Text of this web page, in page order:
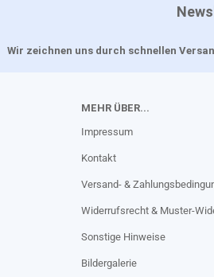
Wir zeichnen uns durch schnellen
MEHR ÜBER...
Impressum
Kontakt
Versand- &
Widerrufsrecht & Muster-
Sonstige Hinweise
Bildergalerie